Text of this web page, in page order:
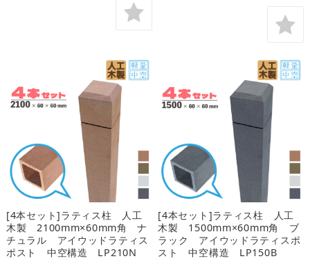
[4本セット]ラティス柱 人工
木製 2100mm×60mm角 ナ
チュラル アイウッドラティス
ポスト 中空構造 LP210N
[4本セット]ラティス柱 人工
木製 1500mm×60mm角 ブ
ラック アイウッドラティスポ
スト 中空構造 LP150B